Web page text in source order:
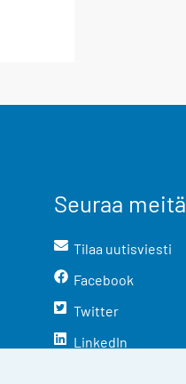
Seuraa meitä
Tilaa uutisviesti
Facebook
Twitter
LinkedIn